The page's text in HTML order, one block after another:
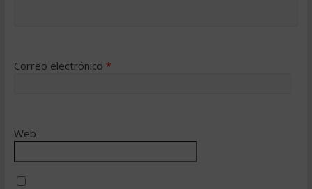
Correo electrónico *
Web